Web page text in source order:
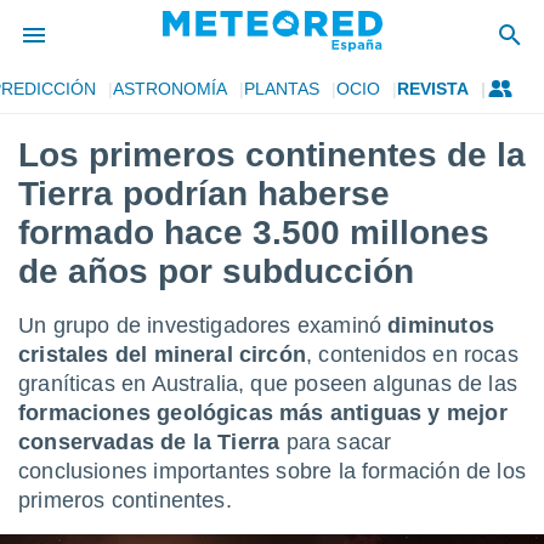
de
por
para
la
que se
calidad.
las
y
forma
digital
basada
ASTRONOMÍA PLANTAS OCIO REVISTA
Los primeros continentes de la
Tierra podrían haberse
formado hace 3.500 millones
de años por subducción
Un grupo de investigadores examinódiminutos
cristales del mineral circón, contenidos en rocas
graníticas en Australia, que poseen algunas de las
formaciones geológicas más antiguas y mejor
conservadas de la Tierra para sacar
conclusiones importantes sobre la formación de los
primeros continentes.